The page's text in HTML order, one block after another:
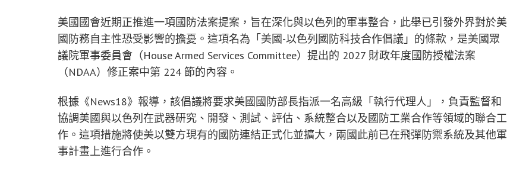
美國國會近期正推進一項國防法案提案，旨在深化與以色列的軍事整合，此舉已引發外界對於美
國防務自主性恐受影響的擔憂。這項名為「美國-以色列國防科技合作倡議」的條款，是美國眾
議院軍事委員會（House Armed Services Committee）提出的 2027 財政年度國防授權法案
（NDAA）修正案中第 224 節的內容。
根據《News18》報導，該倡議將要求美國國防部長指派一名高級「執行代理人」，負責監督和
協調美國與以色列在武器研究、開發、測試、評估、系統整合以及國防工業合作等領域的聯合工
作。這項措施將使美以雙方現有的國防連結正式化並擴大，兩國此前已在飛彈防禦系統及其他軍
事計畫上進行合作。